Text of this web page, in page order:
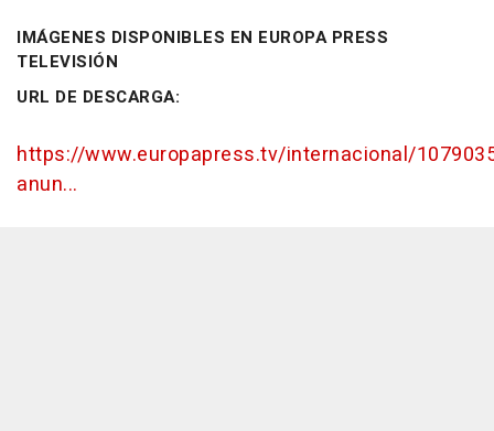
IMÁGENES DISPONIBLES EN EUROPA PRESS
TELEVISIÓN
URL DE DESCARGA:
https://www.europapress.tv/internacional/
anun...